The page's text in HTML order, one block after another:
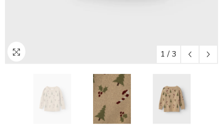
1 /3